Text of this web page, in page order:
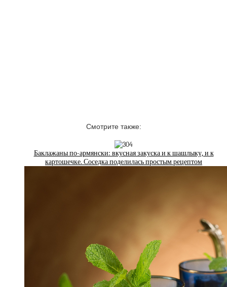
Смотрите также:
Баклажаны по-армянски: вкусная закуска и к шашлыку, и к
картошечке. Соседка поделилась простым рецептом